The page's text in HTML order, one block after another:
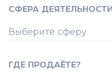
СФЕРА ДЕЯТЕЛЬНОСТИ
ГДЕ ПРОДАЁТЕ?